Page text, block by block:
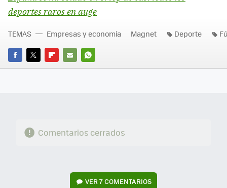
deportes raros en auge
FACEBOOK
TWITTERFLIPBOARD
E-
WHATSAPP
TEMAS Empresas y economía Magnet Deporte
Comentarios cerrados
VER7 COMENTARIOS